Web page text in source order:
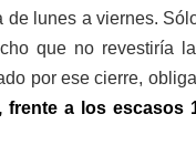
de lunes a viernes.
que no revestiría
por ese cierre,
frente a los